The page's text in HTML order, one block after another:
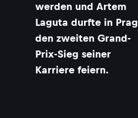
werden und Artem
Laguta durfte in Prag
den zweiten Grand-
Prix-Sieg seiner
Karriere feiern.